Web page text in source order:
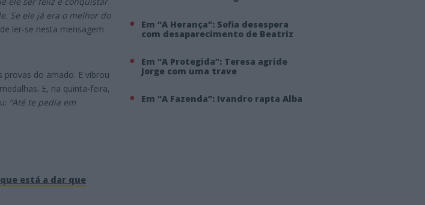
Se ele já era o melhor do
ler-se nesta mensagem
provas do amado. E vibrou
E, na quinta-feira,
“Até te pedia em
está a dar que
Em “A Herança”: Sofia desespera
com desaparecimento de Beatriz
Em “A Protegida”: Teresa agride
Jorge com uma trave
Em “A Fazenda”: Ivandro rapta Alba